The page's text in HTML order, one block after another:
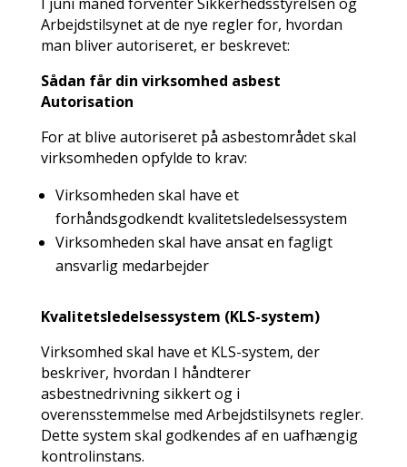
Arbejdstilsynet at de nye regler for, hvordan
man bliver autoriseret, er beskrevet:
Sådan får din virksomhed asbest
Autorisation
For at blive autoriseret på asbestområdet skal
virksomheden opfylde to krav:
Virksomheden skal have et
forhåndsgodkendt kvalitetsledelsessystem
Virksomheden skal have ansat en fagligt
ansvarlig medarbejder
Kvalitetsledelsessystem (KLS-system)
Virksomhed skal have et KLS-system, der
beskriver, hvordan I håndterer
asbestnedrivning sikkert og i
overensstemmelse med Arbejdstilsynets regler.
Dette system skal godkendes af en uafhængig
kontrolinstans.